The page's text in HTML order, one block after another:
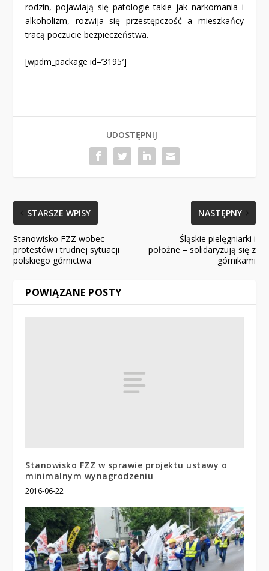
rodzin, pojawiają się patologie takie jak narkomania i
alkoholizm, rozwija się przestępczość a mieszkańcy
tracą poczucie bezpieczeństwa.
[wpdm_package id=’3195′]
UDOSTĘPNIJ
STARSZE WPISY
Stanowisko FZZ wobec
protestów i trudnej sytuacji
polskiego górnictwa
NASTĘPNY
Śląskie pielęgniarki i
położne – solidaryzują się z
górnikami
POWIĄZANE POSTY
Stanowisko FZZ w sprawie projektu ustawy o
minimalnym wynagrodzeniu
2016-06-22